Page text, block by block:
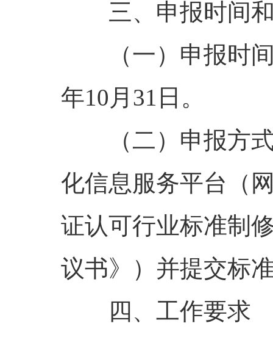
三、申报时间
（一）申报时
年10 月 31 日。
（二）申报方
化信息服务平台（
证认可行业标准制
议书》）并提交标
四、工作要求